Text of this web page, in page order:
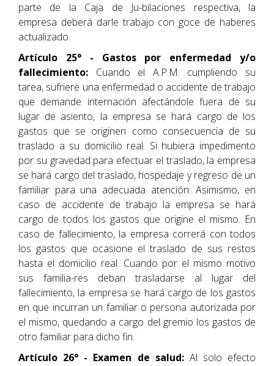
parte de la Caja de Ju-bilaciones respectiva, la
empresa deberá darle trabajo con goce de haberes
actualizado.
Artículo 25° - Gastos por enfermedad y/o
fallecimiento: Cuando el A.P.M. cumpliendo su
tarea, sufriere una enfermedad o accidente de trabajo
que demande internación afectándole fuera de su
lugar de asiento, la empresa se hará cargo de los
gastos que se originen como consecuencia de su
traslado a su domicilio real. Si hubiera impedimento
por su gravedad para efectuar el traslado, la empresa
se hará cargo del traslado, hospedaje y regreso de un
familiar para una adecuada atención. Asimismo, en
caso de accidente de trabajo la empresa se hará
cargo de todos los gastos que origine el mismo. En
caso de fallecimiento, la empresa correrá con todos
los gastos que ocasione el traslado de sus restos
hasta el domicilio real. Cuando por el mismo motivo
sus familia-res deban trasladarse al lugar del
fallecimiento, la empresa se hará cargo de los gastos
en que incurran un familiar o persona autorizada por
el mismo, quedando a cargo del gremio los gastos de
otro familiar para dicho fin.
Artículo 26° - Examen de salud: Al solo efecto